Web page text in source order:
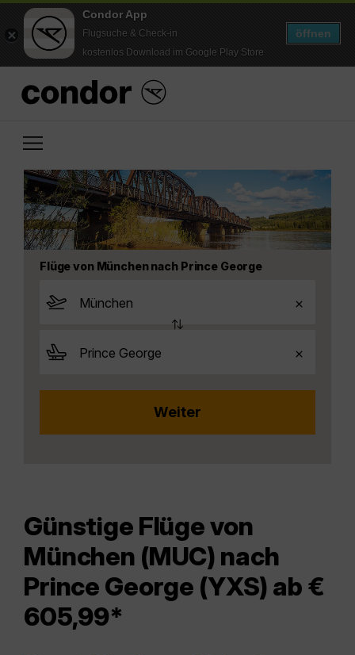
Condor App
Flugsuche & Check-in
kostenlos Download im Google Play Store
öffnen
Flüge von München nach Prince George
Günstige Flüge von
München (MUC) nach
Prince George (YXS) ab €
605,99*